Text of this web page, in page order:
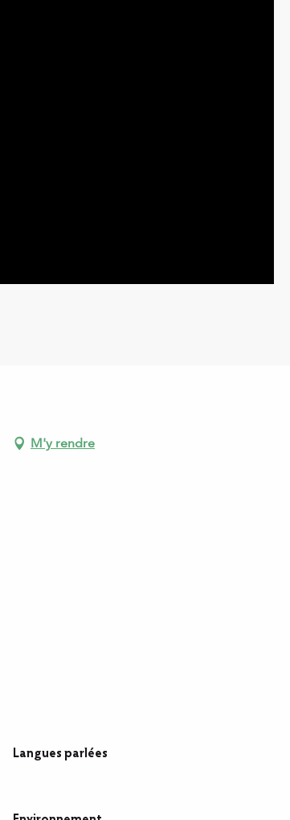
M'y rendre
Langues parlées
Langues parlées